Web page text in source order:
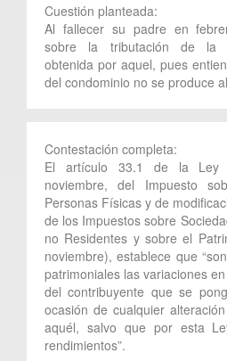
Cuestión planteada:
Al fallecer su padre en
sobre la tributación de la
obtenida por aquel, pues
del condominio no se produce
Contestación completa:
El artículo 33.1 de la Ley
noviembre, del Impuesto
Personas Físicas y de
de los Impuestos sobre
no Residentes y sobre el
noviembre), establece que
patrimoniales las variaciones
del contribuyente que se
ocasión de cualquier
aquél, salvo que por esta
rendimientos”.